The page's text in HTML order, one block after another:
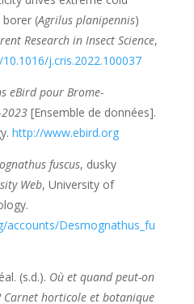
(Agrilus planipennis)
Research in Insect Science,
j.cris.2022.100037
eBird pour Brome-
[Ensemble de données].
http://www.ebird.org
fuscus, dusky
Web, University of
accounts/Desmognathus_fu
(s.d.). Où et quand peut-on
Carnet horticole et botanique